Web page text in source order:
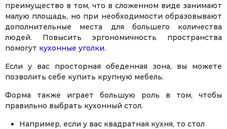
преимущество в том, что в сложенном виде занимают
малую площадь, но при необходимости образовывают
дополнительные места для большего количества
людей. Повысить эргономичность пространства
помогут кухонные уголки.
Если у вас просторная обеденная зона, вы можете
позволить себе купить крупную мебель.
Форма также играет большую роль в том, чтобы
правильно выбрать кухонный стол.
Например, если у вас квадратная кухня, то стол